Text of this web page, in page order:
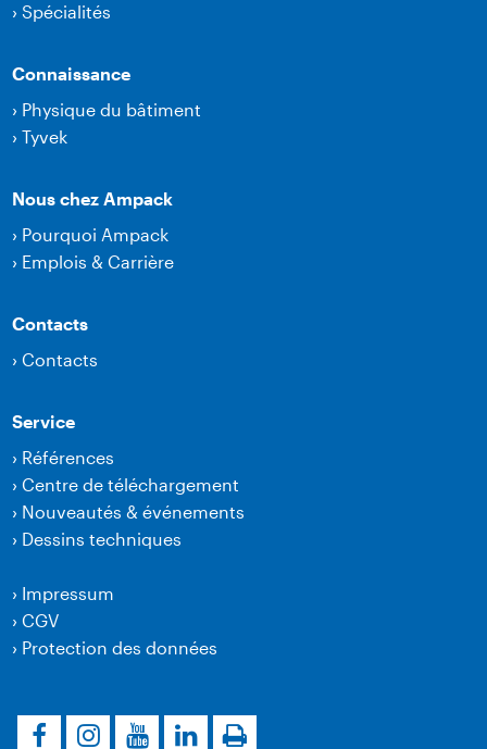
›Spécialités
Connaissance
› Physique du bâtiment
›Tyvek
Nous chez Ampack
› Pourquoi Ampack
› Emplois & Carrière
Contacts
›Contacts
Service
› Références
›Centre de téléchargement
› Nouveautés & événements
› Dessins techniques
› Impressum
›CGV
› Protection des données